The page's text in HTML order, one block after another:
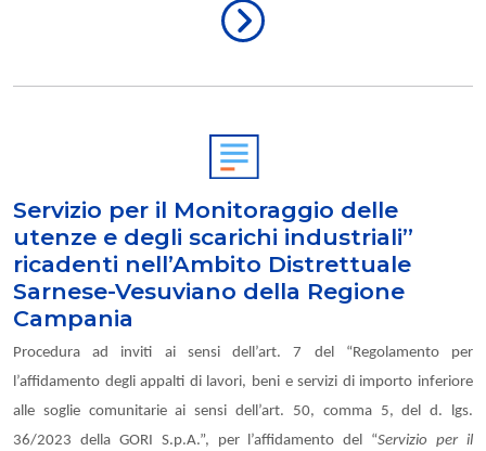
Servizio per il Monitoraggio delle
utenze e degli scarichi industriali”
ricadenti nell’Ambito Distrettuale
Sarnese-Vesuviano della Regione
Campania
Procedura ad inviti ai sensi dell’art. 7 del “Regolamento per
l’affidamento degli appalti di lavori, beni e servizi di importo inferiore
alle soglie comunitarie ai sensi dell’art. 50, comma 5, del d. lgs.
36/2023 della GORI S.p.A.”, per l’affidamento del “Servizio per il